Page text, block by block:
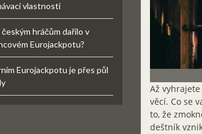
Až
věcí. Co se
to, že
deštník
vlastnosti
českým hráčům dařilo v
Eurojackpotu?
Eurojackpotu je přes půl